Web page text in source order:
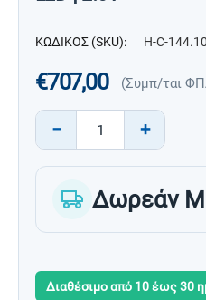
ΚΩΔΙΚΟΣ (SKU): H-C-
€707,00 (Συμπ/ται
+
−
Δωρεάν
Διαθέσιμο από 10 έως 30